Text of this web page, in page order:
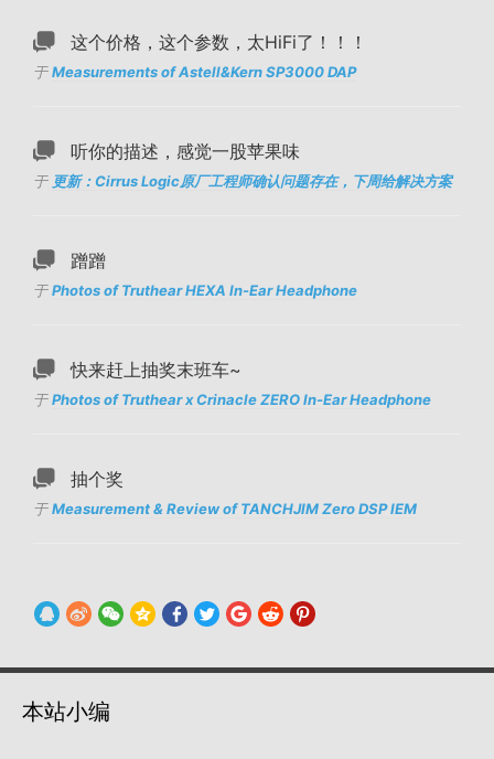
这个价格，这个参数，太HiFi了！！！
于Measurements of Astell&Kern SP3000 DAP
听你的描述，感觉一股苹果味
于 更新：Cirrus Logic原厂工程师确认问题存在，下周给解决方案
蹭蹭
于Photos of Truthear HEXA In-Ear Headphone
快来赶上抽奖末班车~
于Photos of Truthear x Crinacle ZERO In-Ear Headphone
抽个奖
于Measurement & Review of TANCHJIM Zero DSP IEM
本站小编